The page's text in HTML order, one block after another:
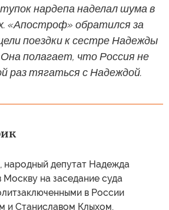
нардепа наделал шума в
«Апостроф» обратился за
поездки к сестре Надежды
полагает, что Россия не
раз тягаться с Надеждой.
народный депутат Надежда
на заседание суда
в России
и Станиславом Клыхом.